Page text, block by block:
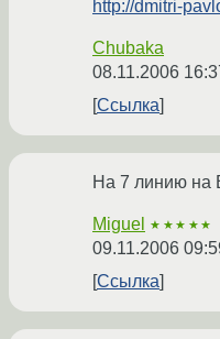
http://dmitri-
Chubaka
08.11.2006
Ссылка
На 7 линию на
Miguel ★★★★★
09.11.2006
Ссылка